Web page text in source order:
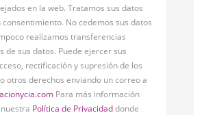
en la web. Tratamos sus datos
consentimiento. No cedemos sus datos
realizamos transferencias
de sus datos. Puede ejercer sus
rectificación y supresión de los
otros derechos enviando un correo a
Para más información
Política de Privacidaddonde